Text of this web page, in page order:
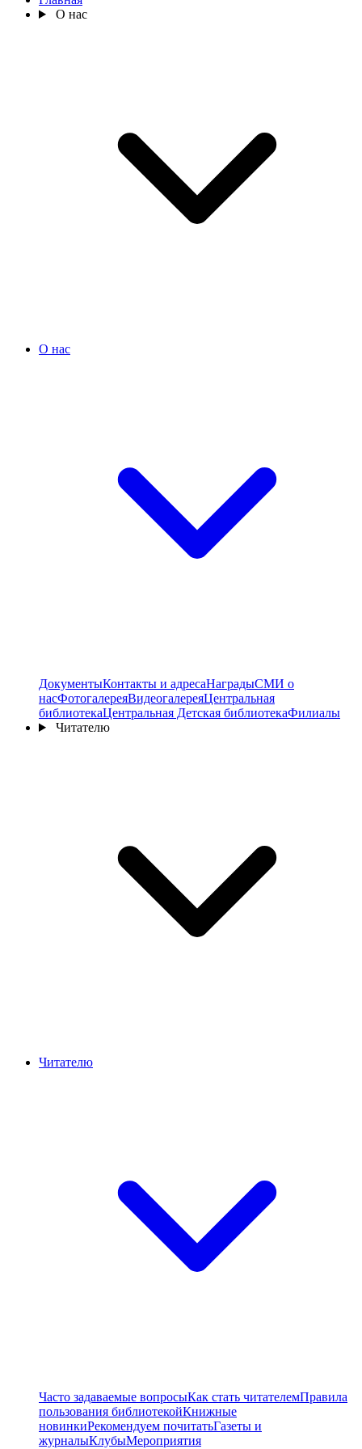
О нас
О нас
ДокументыКонтакты и адресаНаградыСМИ о
насФотогалереяВидеогалереяЦентральная
библиотекаЦентральная Детская библиотекаФилиалы
Читателю
Читателю
Часто задаваемые вопросыКак стать читателемПравила
пользования библиотекойКнижные
новинкиРекомендуем почитатьГазеты и
журналыКлубыМероприятия